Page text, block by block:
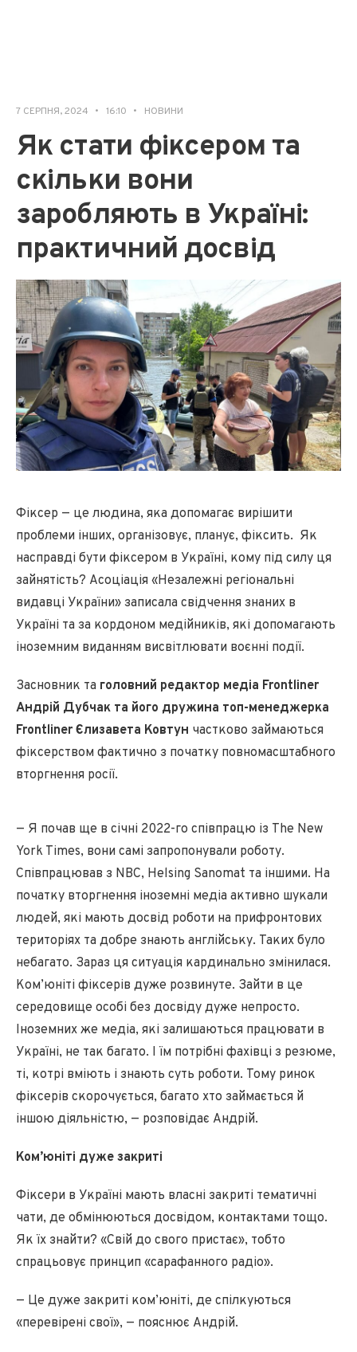
7 СЕРПНЯ, 2024 • 16:10 • НОВИНИ
Як стати фіксером та
скільки вони
заробляють в Україні:
практичний досвід
Фіксер — це людина, яка допомагає вирішити
проблеми інших, організовує, планує, фіксить. Як
насправді бути фіксером в Україні, кому під силу ця
зайнятість? Асоціація «Незалежні регіональні
видавці України» записала свідчення знаних в
Україні та за кордоном медійників, які допомагають
іноземним виданням висвітлювати воєнні події.
Засновник та головний редактор медіа Frontliner
Андрій Дубчак та його дружина топ-менеджерка
Frontliner Єлизавета Ковтун частково займаються
фіксерством фактично з початку повномасштабного
вторгнення росії.
— Я почав ще в січні 2022-го співпрацю із The New
York Times, вони самі запропонували роботу.
Співпрацював з NBC, Helsing Sanomat та іншими. На
початку вторгнення іноземні медіа активно шукали
людей, які мають досвід роботи на прифронтових
територіях та добре знають англійську. Таких було
небагато. Зараз ця ситуація кардинально змінилася.
Ком’юніті фіксерів дуже розвинуте. Зайти в це
середовище особі без досвіду дуже непросто.
Іноземних же медіа, які залишаються працювати в
Україні, не так багато. І їм потрібні фахівці з резюме,
ті, котрі вміють і знають суть роботи. Тому ринок
фіксерів скорочується, багато хто займається й
іншою діяльністю, — розповідає Андрій.
Ком’юніті дуже закриті
Фіксери в Україні мають власні закриті тематичні
чати, де обмінюються досвідом, контактами тощо.
Як їх знайти? «Свій до свого пристає», тобто
спрацьовує принцип «сарафанного радіо».
— Це дуже закриті ком’юніті, де спілкуються
«перевірені свої», — пояснює Андрій.